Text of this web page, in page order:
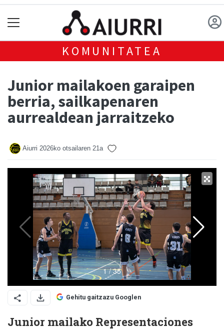
KOMUNITATEA
Junior mailakoen garaipen
berria, sailkapenaren
aurrealdean jarraitzeko
Aiurri 2026ko otsailaren 21a
Gehitu gaitzazu Googlen
Junior mailako Representaciones